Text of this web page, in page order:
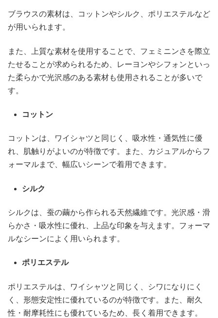
ブラウスの素材は、コットンやシルク、ポリエステルなど
が用いられます。
また、上質な素材を使用することで、フェミニンさを際立
たせることが求められるため、レーヨンやシフォンといっ
た柔らかで光沢感のある素材も使用されることが多いで
す。
コットン
コットンは、ワイシャツと同じく、吸水性・通気性に優
れ、肌触りがよいのが特徴です。また、カジュアルからフ
ォーマルまで、幅広いシーンで着用できます。
シルク
シルクは、蚕の繭から作られる天然繊維です。光沢感・滑
らかさ・吸水性に優れ、上品な印象を与えます。フォーマ
ルなシーンによく用いられます。
ポリエステル
ポリエステルは、ワイシャツと同じく、シワになりにく
く、形態安定性に優れているのが特徴です。また、耐久
性・耐摩耗性にも優れているため、長く着用できます。